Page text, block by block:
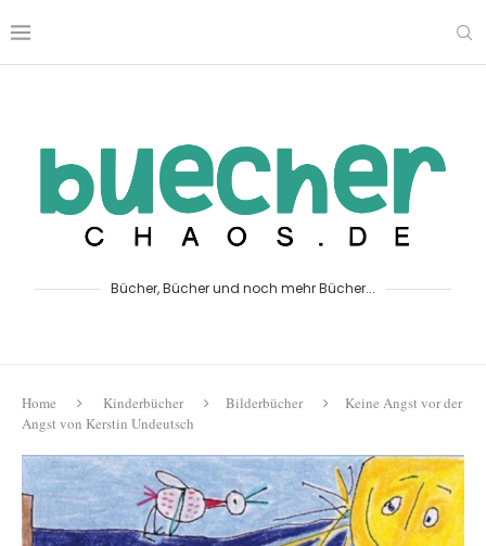
Bücher, Bücher und noch mehr Bücher...
Home Kinderbücher Bilderbücher
Keine Angst vor der
Angst von Kerstin Undeutsch